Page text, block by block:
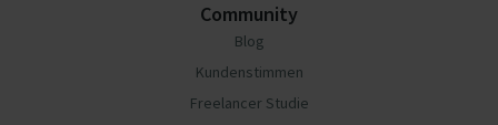
Community
Blog
Kundenstimmen
Freelancer Studie